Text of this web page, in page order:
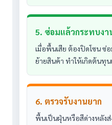
5. ซ่อมแล้วกระทบงา
เมื่อพื้นเสีย ต้องปิดโซน ซ่
ย้ายสินค้า ทำให้เกิดต้นทุน
6. ตรวจรับงานยาก
พื้นเป็นฝุ่นหรือสีด่างหลัง